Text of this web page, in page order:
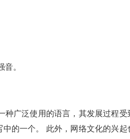
音。
种广泛使用的语言，其发展过程
的一个。 此外，网络文化的兴